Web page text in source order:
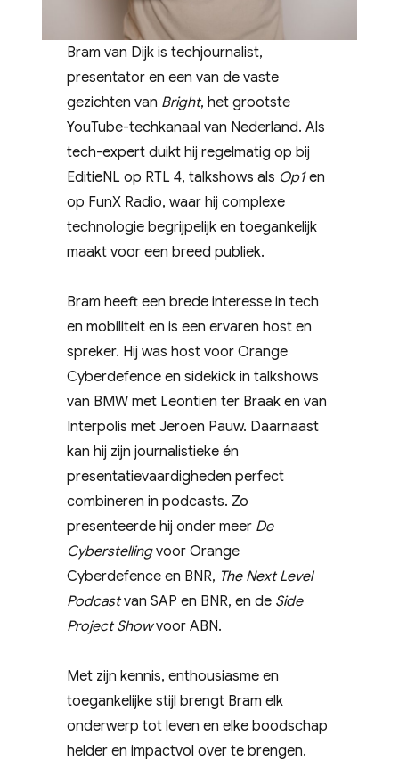
Bram van Dijk is techjournalist,
presentator en een van de vaste
gezichten van Bright, het grootste
YouTube-techkanaal van Nederland. Als
tech-expert duikt hij regelmatig op bij
EditieNL op RTL 4, talkshows als Op1en
op FunX Radio, waar hij complexe
technologie begrijpelijk en toegankelijk
maakt voor een breed publiek.
Bram heeft een brede interesse in tech
en mobiliteit en is een ervaren host en
spreker. Hij was host voor Orange
Cyberdefence en sidekick in talkshows
van BMW met Leontien ter Braak en van
Interpolis met Jeroen Pauw. Daarnaast
kan hij zijn journalistieke én
presentatievaardigheden perfect
combineren in podcasts. Zo
presenteerde hij onder meer De
Cyberstellingvoor Orange
Cyberdefence en BNR, The Next Level
Podcastvan SAP en BNR, en de Side
Project Showvoor ABN.
Met zijn kennis, enthousiasme en
toegankelijke stijl brengt Bram elk
onderwerp tot leven en elke boodschap
helder en impactvol over te brengen.